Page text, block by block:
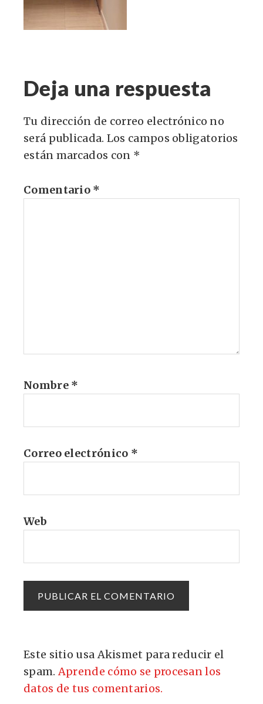
Deja una respuesta
Tu dirección de correo electrónico no
será publicada. Los campos obligatorios
están marcados con *
Comentario *
Nombre *
Correo electrónico *
Web
Este sitio usa Akismet para reducir el
spam.Aprende cómo se procesan los
datos de tus comentarios.